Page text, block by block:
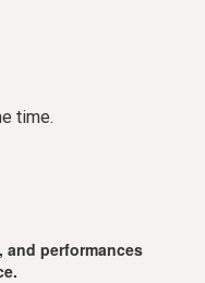
time.
and performances